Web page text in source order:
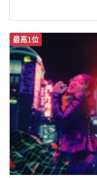
最高1位